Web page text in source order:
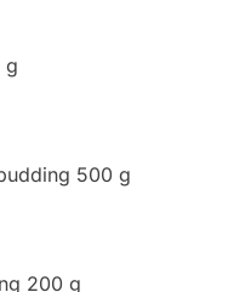
g
500 g
200 g